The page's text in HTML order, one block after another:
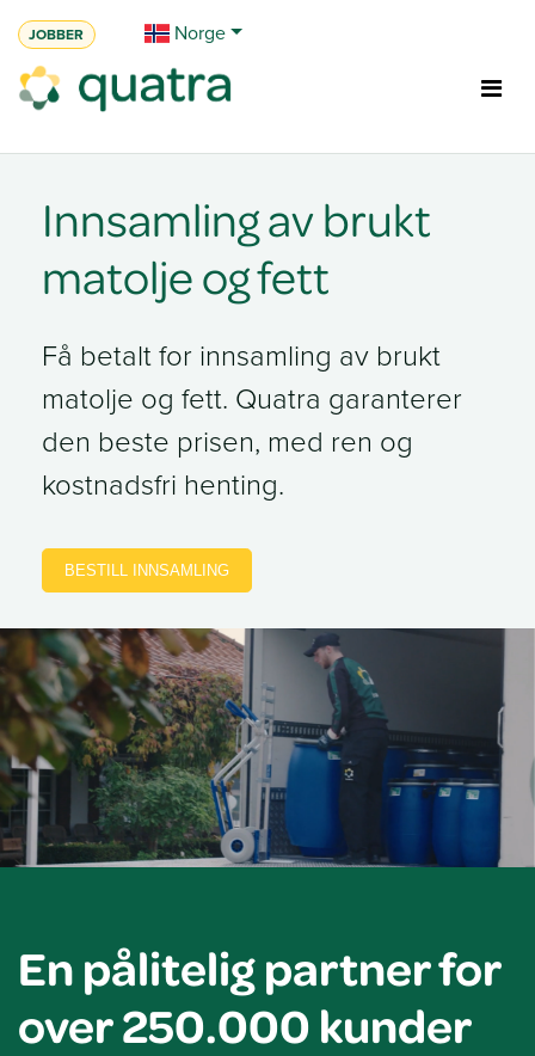
JOBBER
Norge
Innsamling av brukt
matolje og fett
Få betalt for innsamling av brukt
matolje og fett. Quatra garanterer
den beste prisen, med ren og
kostnadsfri henting.
BESTILL INNSAMLING
En pålitelig partner for
over 250.000 kunder